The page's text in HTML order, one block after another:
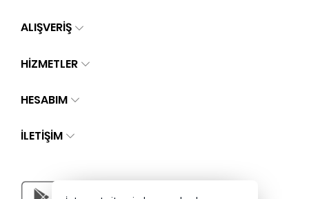
ALIŞVERİŞ
HİZMETLER
HESABIM
İLETIŞIM